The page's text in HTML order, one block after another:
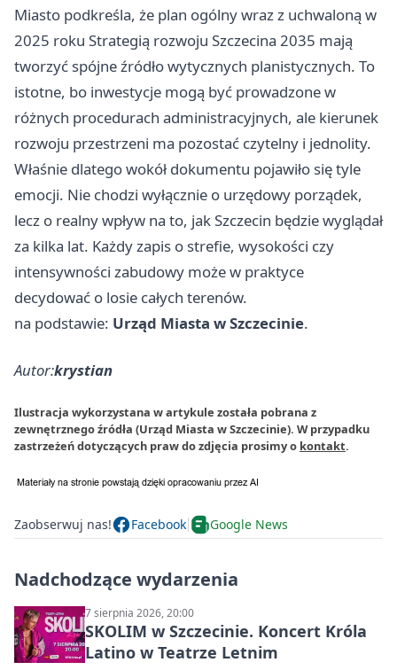
Miasto podkreśla, że plan ogólny wraz z uchwaloną w
2025 roku Strategią rozwoju Szczecina 2035 mają
tworzyć spójne źródło wytycznych planistycznych. To
istotne, bo inwestycje mogą być prowadzone w
różnych procedurach administracyjnych, ale kierunek
rozwoju przestrzeni ma pozostać czytelny i jednolity.
Właśnie dlatego wokół dokumentu pojawiło się tyle
emocji. Nie chodzi wyłącznie o urzędowy porządek,
lecz o realny wpływ na to, jak Szczecin będzie wyglądał
za kilka lat. Każdy zapis o strefie, wysokości czy
intensywności zabudowy może w praktyce
decydować o losie całych terenów.
na podstawie: Urząd Miasta w Szczecinie.
Autor:krystian
Ilustracja wykorzystana w artykule została pobrana z
zewnętrznego źródła (Urząd Miasta w Szczecinie). W przypadku
zastrzeżeń dotyczących praw do zdjęcia prosimy o kontakt.
Zaobserwuj nas! Facebook Google News
Nadchodzące wydarzenia
7 sierpnia 2026, 20:00
SKOLIM w Szczecinie. Koncert Króla
Latino w Teatrze Letnim